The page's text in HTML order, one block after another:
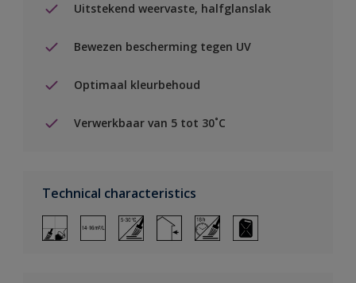
Uitstekend weervaste, halfglanslak
Bewezen bescherming tegen UV
Optimaal kleurbehoud
Verwerkbaar van 5 tot 30˚C
Technical characteristics